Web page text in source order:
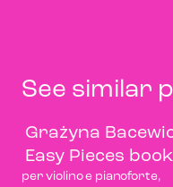
See similar
Grażyna
Easy Pieces
per violino e pianoforte,